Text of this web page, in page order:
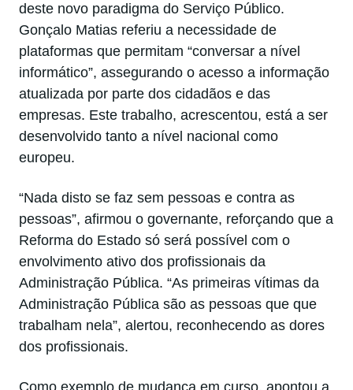
deste novo paradigma do Serviço Público.
Gonçalo Matias referiu a necessidade de
plataformas que permitam “conversar a nível
informático”, assegurando o acesso a informação
atualizada por parte dos cidadãos e das
empresas. Este trabalho, acrescentou, está a ser
desenvolvido tanto a nível nacional como
europeu.
“Nada disto se faz sem pessoas e contra as
pessoas”, afirmou o governante, reforçando que a
Reforma do Estado só será possível com o
envolvimento ativo dos profissionais da
Administração Pública. “As primeiras vítimas da
Administração Pública são as pessoas que que
trabalham nela”, alertou, reconhecendo as dores
dos profissionais.